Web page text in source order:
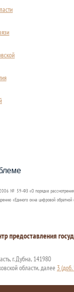
пособия?
№ 59-ФЗ «О порядке
«Единого окна цифровой
предоставления
г. Дубна, 141980
области, далее 3